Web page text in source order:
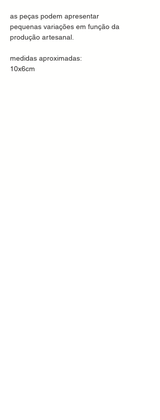
as peças podem apresentar
pequenas variações em função da
produção artesanal.
medidas aproximadas:
10x6cm